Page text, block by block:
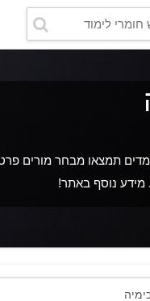
תמצאו מבחר מורים
מידע נוסף באתר!